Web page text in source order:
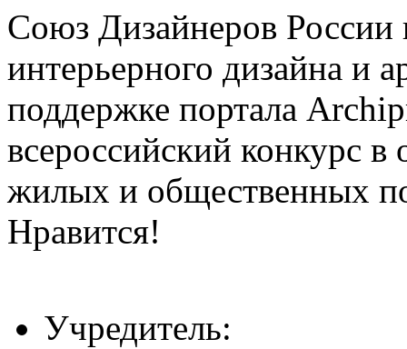
Союз Дизайнеров России
интерьерного дизайна и
поддержке портала
всероссийский конкурс в
жилых и общественных
Нравится!
Учредитель: